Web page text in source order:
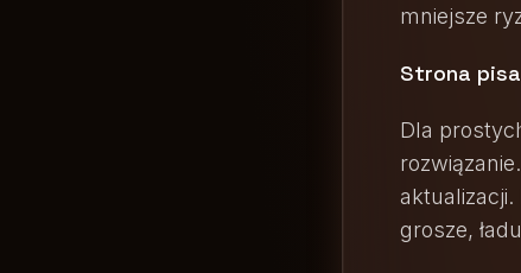
mniejsze
Strona
Dla
grosze,